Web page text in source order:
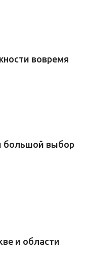
вовремя
большой выбор
и области